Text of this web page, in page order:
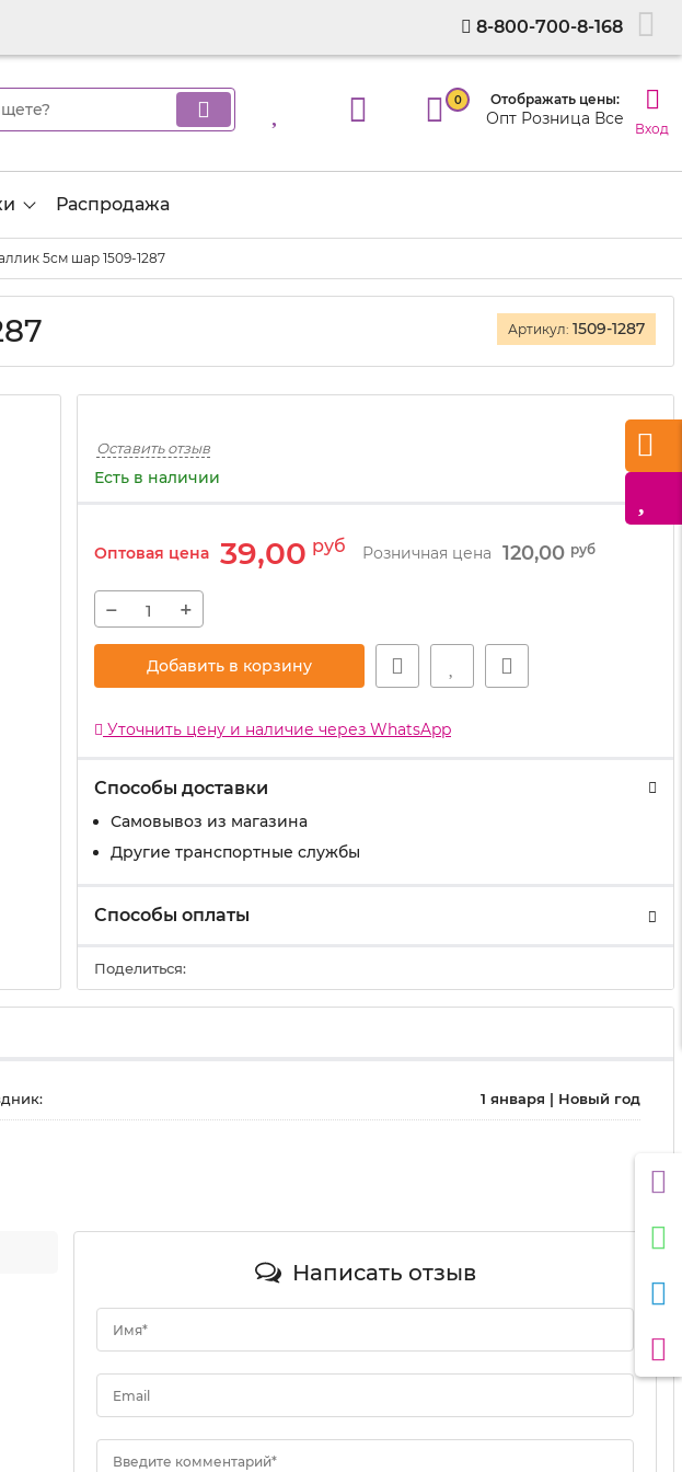
8-800-700-8-168
0 Отображать цены:
Опт Розница Все Вход
Распродажа
5см шар 1509-1287
Артикул: 1509-1287
Оставить отзыв
Есть в наличии
Оптовая цена 39,00 руб Розничная цена 120,00 руб
− +
Добавить в корзину
Уточнить цену и наличие через WhatsApp
Способы доставки
Самовывоз из магазина
Другие транспортные службы
Способы оплаты
Поделиться:
1 января | Новый год
Написать отзыв
Имя*
Email
Введите комментарий*